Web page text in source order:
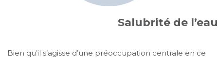
Salubrité de l’eau
Bien qu’il s’agisse d’une préoccupation centrale en ce